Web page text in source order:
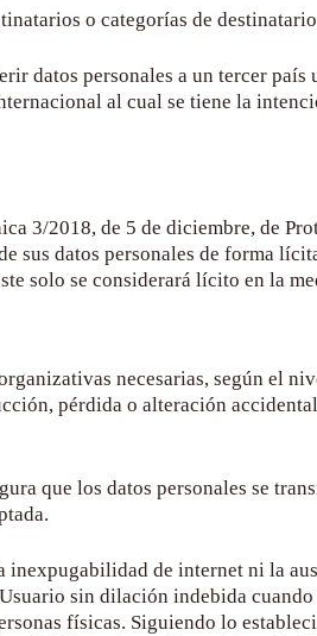
o categorías de
datos personales a un tercer
al cual se tiene la
3/2018, de 5 de diciembre, de
sus datos personales de forma
solo se considerará lícito en la
necesarias, según el
pérdida o alteración
que los datos personales se
inexpugabilidad de internet ni la
sin dilación indebida
físicas. Siguiendo lo